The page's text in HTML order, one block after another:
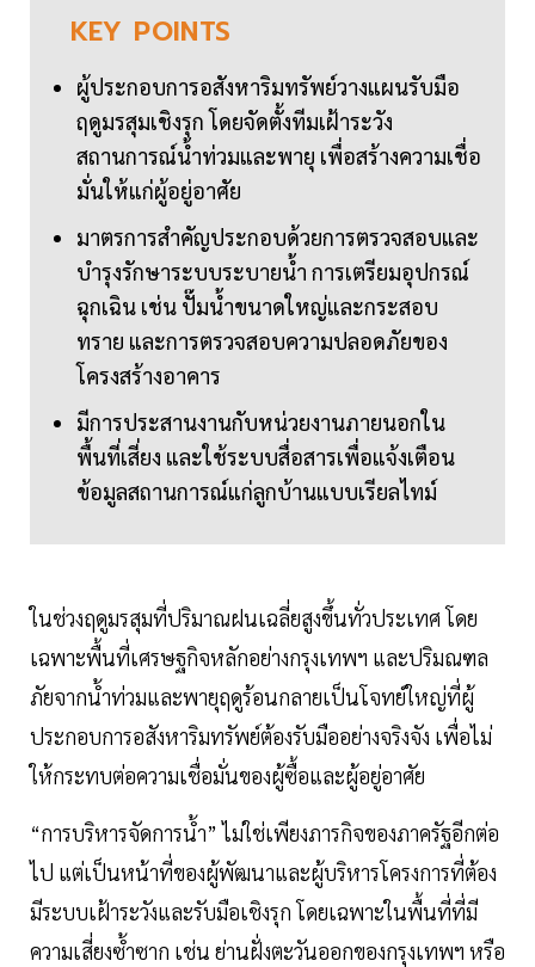
KEY POINTS
ผู้ประกอบการอสังหาริมทรัพย์วางแผนรับมือ
ฤดูมรสุมเชิงรุก โดยจัดตั้งทีมเฝ้าระวัง
สถานการณ์น้ำท่วมและพายุ เพื่อสร้างความเชื่อ
มั่นให้แก่ผู้อยู่อาศัย
มาตรการสำคัญประกอบด้วยการตรวจสอบและ
บำรุงรักษาระบบระบายน้ำ การเตรียมอุปกรณ์
ฉุกเฉิน เช่น ปั๊มน้ำขนาดใหญ่และกระสอบ
ทราย และการตรวจสอบความปลอดภัยของ
โครงสร้างอาคาร
มีการประสานงานกับหน่วยงานภายนอกใน
พื้นที่เสี่ยง และใช้ระบบสื่อสารเพื่อแจ้งเตือน
ข้อมูลสถานการณ์แก่ลูกบ้านแบบเรียลไทม์
ในช่วงฤดูมรสุมที่ปริมาณฝนเฉลี่ยสูงขึ้นทั่วประเทศ โดย
เฉพาะพื้นที่เศรษฐกิจหลักอย่างกรุงเทพฯ และปริมณฑล
ภัยจากน้ำท่วมและพายุฤดูร้อนกลายเป็นโจทย์ใหญ่ที่ผู้
ประกอบการอสังหาริมทรัพย์ต้องรับมืออย่างจริงจัง เพื่อไม่
ให้กระทบต่อความเชื่อมั่นของผู้ซื้อและผู้อยู่อาศัย
“การบริหารจัดการน้ำ” ไม่ใช่เพียงภารกิจของภาครัฐอีกต่อ
ไป แต่เป็นหน้าที่ของผู้พัฒนาและผู้บริหารโครงการที่ต้อง
มีระบบเฝ้าระวังและรับมือเชิงรุก โดยเฉพาะในพื้นที่ที่มี
ความเสี่ยงซ้ำซาก เช่น ย่านฝั่งตะวันออกของกรุงเทพฯ หรือ